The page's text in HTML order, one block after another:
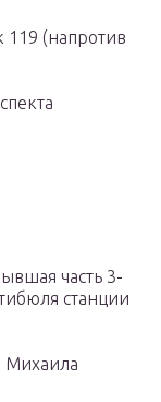
119 (напротив
часть 3-
станции
Михаила